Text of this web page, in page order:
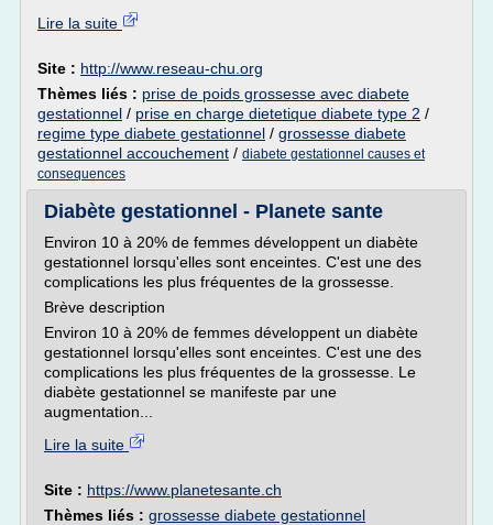
Lire la suite
Site : http://www.reseau-chu.org
Thèmes liés : prise de poids grossesse avec diabete
gestationnel / prise en charge dietetique diabete type 2 /
regime type diabete gestationnel / grossesse diabete
gestationnel accouchement / diabete gestationnel causes et
consequences
Diabète gestationnel - Planete sante
Environ 10 à 20% de femmes développent un diabète
gestationnel lorsqu'elles sont enceintes. C'est une des
complications les plus fréquentes de la grossesse.
Brève description
Environ 10 à 20% de femmes développent un diabète
gestationnel lorsqu'elles sont enceintes. C'est une des
complications les plus fréquentes de la grossesse. Le
diabète gestationnel se manifeste par une
augmentation...
Lire la suite
Site : https://www.planetesante.ch
Thèmes liés : grossesse diabete gestationnel